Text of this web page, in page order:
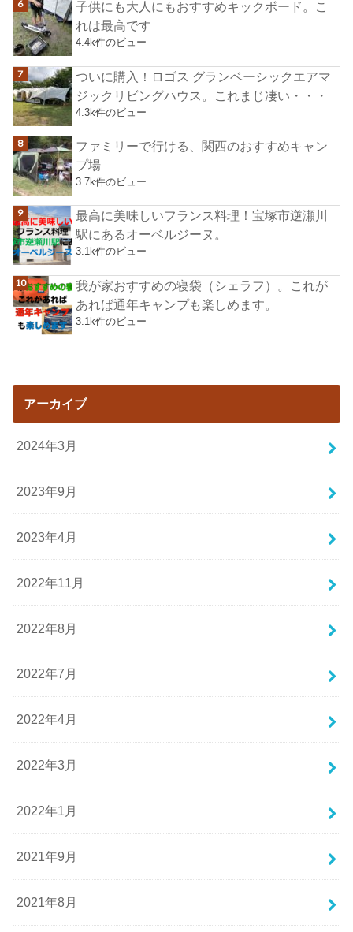
子供にも大人にもおすすめキックボード。こ
れは最高です
4.4k件のビュー
ついに購入！ロゴス グランベーシックエアマ
ジックリビングハウス。これまじ凄い・・・
4.3k件のビュー
ファミリーで行ける、関西のおすすめキャン
プ場
3.7k件のビュー
最高に美味しいフランス料理！宝塚市逆瀬川
駅にあるオーベルジーヌ。
3.1k件のビュー
我が家おすすめの寝袋（シェラフ）。これが
あれば通年キャンプも楽しめます。
3.1k件のビュー
アーカイブ
2024年3月
2023年9月
2023年4月
2022年11月
2022年8月
2022年7月
2022年4月
2022年3月
2022年1月
2021年9月
2021年8月